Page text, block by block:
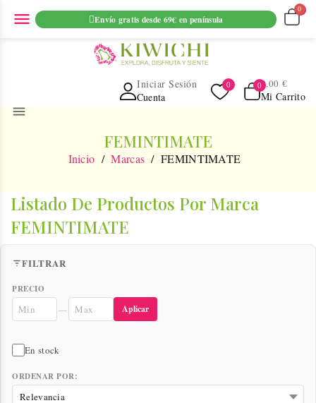
ENVIO GRATUITO EN PEDIDOS SUPERIORES A 69€ EN
PENINSULA
Cuenta
Iniciar Sesión
Mi Carrito
0,00 €
menu
FEMINTIMATE
Inicio Marcas FEMINTIMATE
Listado De Productos Por Marca
FEMINTIMATE
FILTRAR
PRECIO
—
Aplicar
En stock
ORDENAR POR:
menu Envío gratis desde 69€ en península